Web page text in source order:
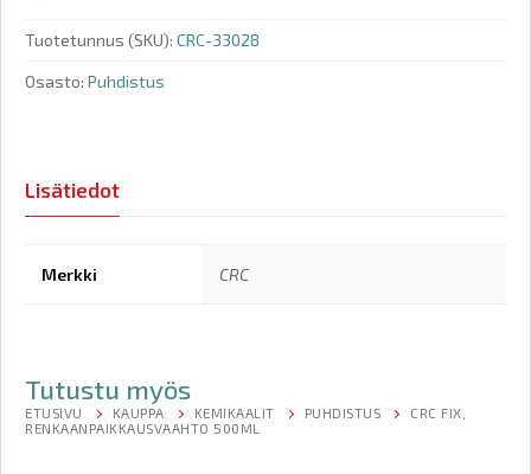
Tuotetunnus (SKU): CRC-33028
Osasto: Puhdistus
Lisätiedot
Merkki CRC
Tutustu myös
ETUSIVU KAUPPA KEMIKAALIT PUHDISTUS
CRC FIX,
RENKAANPAIKKAUSVAAHTO 500ML